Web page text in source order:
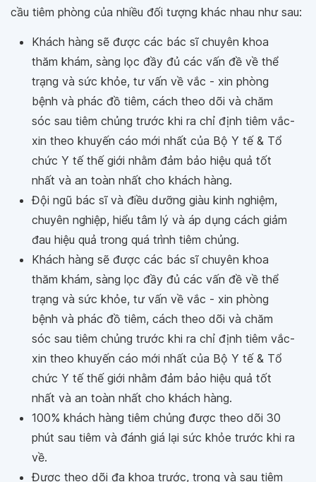
cầu tiêm phòng của nhiều đối tượng khác nhau như sau:
Khách hàng sẽ được các bác sĩ chuyên khoa
thăm khám, sàng lọc đầy đủ các vấn đề về thể
trạng và sức khỏe, tư vấn về vắc - xin phòng
bệnh và phác đồ tiêm, cách theo dõi và chăm
sóc sau tiêm chủng trước khi ra chỉ định tiêm vắc-
xin theo khuyến cáo mới nhất của Bộ Y tế & Tổ
chức Y tế thế giới nhằm đảm bảo hiệu quả tốt
nhất và an toàn nhất cho khách hàng.
Đội ngũ bác sĩ và điều dưỡng giàu kinh nghiệm,
chuyên nghiệp, hiểu tâm lý và áp dụng cách giảm
đau hiệu quả trong quá trình tiêm chủng.
Khách hàng sẽ được các bác sĩ chuyên khoa
thăm khám, sàng lọc đầy đủ các vấn đề về thể
trạng và sức khỏe, tư vấn về vắc - xin phòng
bệnh và phác đồ tiêm, cách theo dõi và chăm
sóc sau tiêm chủng trước khi ra chỉ định tiêm vắc-
xin theo khuyến cáo mới nhất của Bộ Y tế & Tổ
chức Y tế thế giới nhằm đảm bảo hiệu quả tốt
nhất và an toàn nhất cho khách hàng.
100% khách hàng tiêm chủng được theo dõi 30
phút sau tiêm và đánh giá lại sức khỏe trước khi ra
về.
Được theo dõi đa khoa trước, trong và sau tiêm